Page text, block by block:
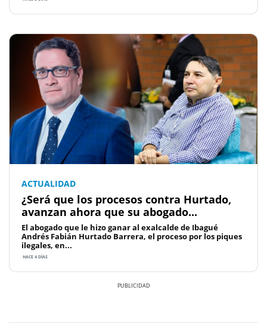
ACTUALIDAD
¿Será que los procesos contra Hurtado,
avanzan ahora que su abogado...
El abogado que le hizo ganar al exalcalde de Ibagué
Andrés Fabián Hurtado Barrera, el proceso por los piques
ilegales, en...
HACE 4 DÍAS